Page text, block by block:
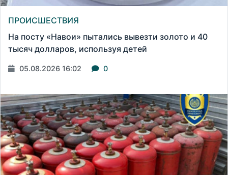
ПРОИСШЕСТВИЯ
На посту «Навои» пытались вывезти золото и 40
тысяч долларов, используя детей
05.08.2026 16:02 0